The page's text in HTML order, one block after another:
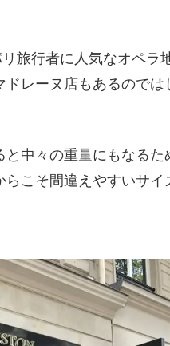
旅行者に人気なオペラ
レーヌ店もあるので
中々の重量にもなる
こそ間違えやすいサ